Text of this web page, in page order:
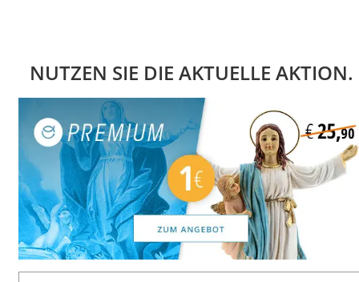
NUTZEN SIE DIE AKTUELLE AKTION.